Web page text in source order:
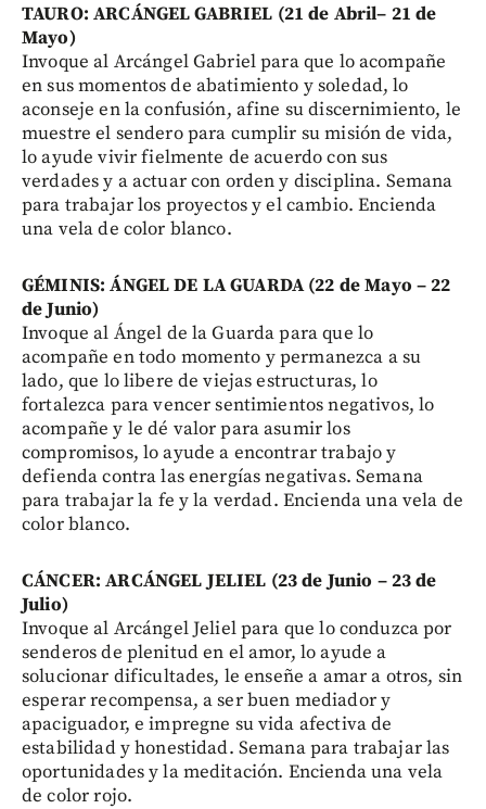
TAURO: ARCÁNGEL GABRIEL (21 de Abril– 21 de
Mayo)
Invoque al Arcángel Gabriel para que lo acompañe
en sus momentos de abatimiento y soledad, lo
aconseje en la confusión, afine su discernimiento, le
muestre el sendero para cumplir su misión de vida,
lo ayude vivir fielmente de acuerdo con sus
verdades y a actuar con orden y disciplina. Semana
para trabajar los proyectos y el cambio. Encienda
una vela de color blanco.
GÉMINIS: ÁNGEL DE LA GUARDA (22 de Mayo – 22
de Junio)
Invoque al Ángel de la Guarda para que lo
acompañe en todo momento y permanezca a su
lado, que lo libere de viejas estructuras, lo
fortalezca para vencer sentimientos negativos, lo
acompañe y le dé valor para asumir los
compromisos, lo ayude a encontrar trabajo y
defienda contra las energías negativas. Semana
para trabajar la fe y la verdad. Encienda una vela de
color blanco.
CÁNCER: ARCÁNGEL JELIEL (23 de Junio – 23 de
Julio)
Invoque al Arcángel Jeliel para que lo conduzca por
senderos de plenitud en el amor, lo ayude a
solucionar dificultades, le enseñe a amar a otros, sin
esperar recompensa, a ser buen mediador y
apaciguador, e impregne su vida afectiva de
estabilidad y honestidad. Semana para trabajar las
oportunidades y la meditación. Encienda una vela
de color rojo.